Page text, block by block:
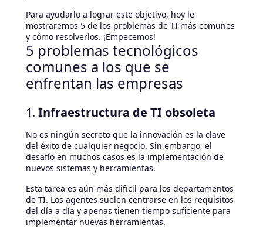
Para ayudarlo a lograr este objetivo, hoy le
mostraremos 5 de los problemas de TI más comunes
y cómo resolverlos. ¡Empecemos!
5 problemas tecnológicos
comunes a los que se
enfrentan las empresas
1. Infraestructura de TI obsoleta
No es ningún secreto que la innovación es la clave
del éxito de cualquier negocio. Sin embargo, el
desafío en muchos casos es la implementación de
nuevos sistemas y herramientas.
Esta tarea es aún más difícil para los departamentos
de TI. Los agentes suelen centrarse en los requisitos
del día a día y apenas tienen tiempo suficiente para
implementar nuevas herramientas.